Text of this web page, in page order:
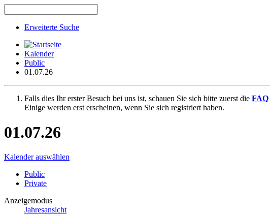
Erweiterte Suche
Kalender
Public
01.07.26
Falls dies Ihr erster Besuch bei uns ist, schauen Sie sich bitte zuerst die FAQ
Einige werden erst erscheinen, wenn Sie sich registriert haben.
01.07.26
Kalender auswählen
Public
Private
Anzeigemodus
Jahresansicht